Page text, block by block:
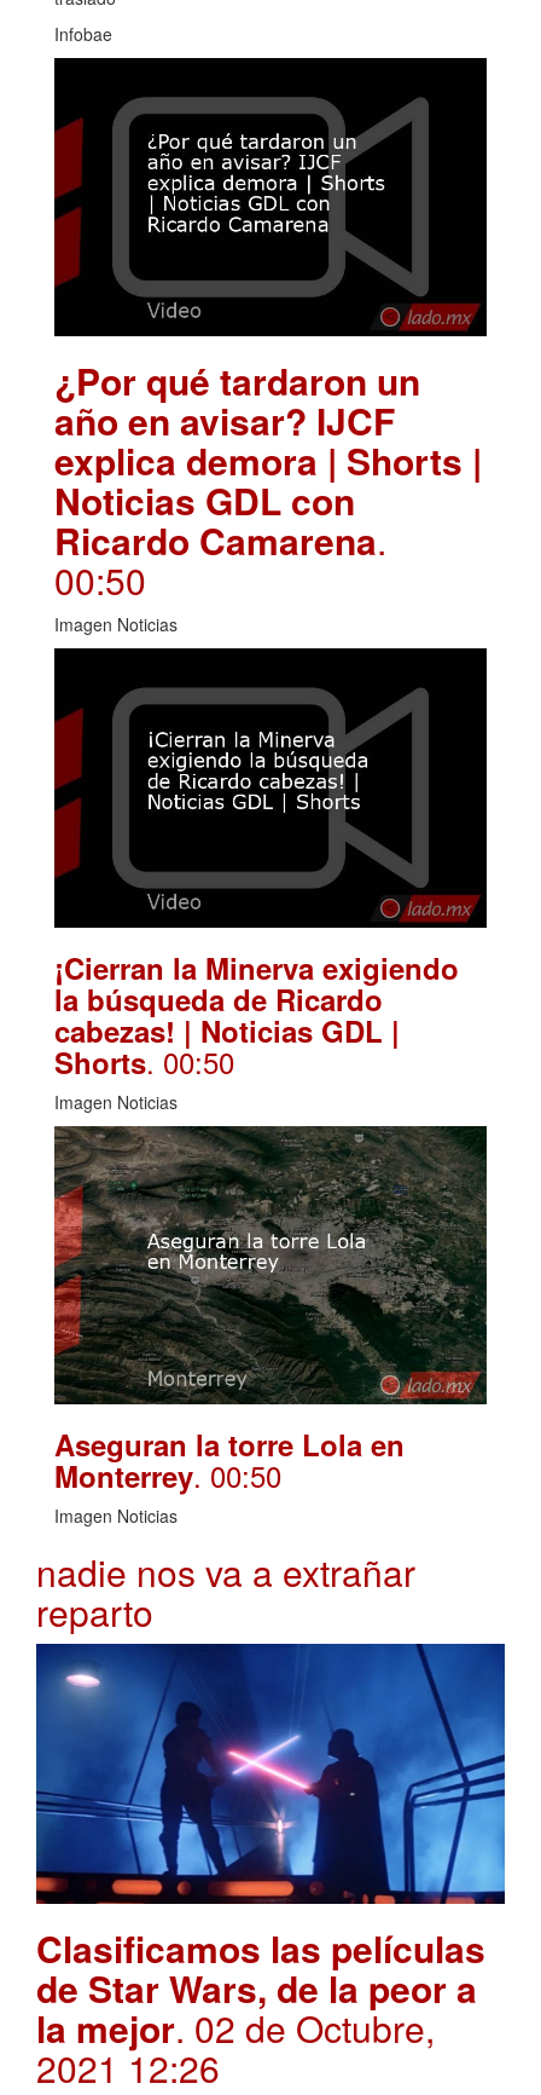
Infobae
¿Por qué tardaron un
año en avisar? IJCF
explica demora | Shorts |
Noticias GDL con
Ricardo Camarena.
00:50
Imagen Noticias
¡Cierran la Minerva exigiendo
la búsqueda de Ricardo
cabezas! | Noticias GDL |
Shorts. 00:50
Imagen Noticias
Aseguran la torre Lola en
Monterrey. 00:50
Imagen Noticias
nadie nos va a extrañar
reparto
Clasificamos las películas
de Star Wars, de la peor a
la mejor. 02 de Octubre,
2021 12:26